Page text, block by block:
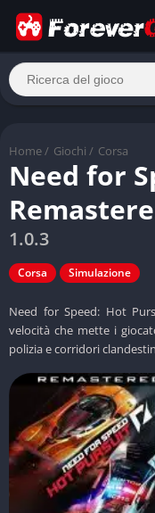
Home / Giochi / Corsa
Need for
1.0.3
Corsa Simulazione
Need for Speed: Hot
velocità che mette i
polizia e corridori